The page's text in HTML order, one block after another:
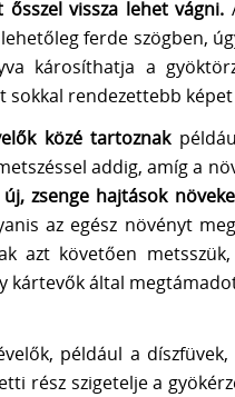
vissza lehet vágni.
ferde szögben,
károsíthatja a
sokkal rendezettebb
közé tartoznak
addig, amíg a
zsenge hajtások
az egész növényt
azt követően
kártevők által
például a
rész szigetelje a